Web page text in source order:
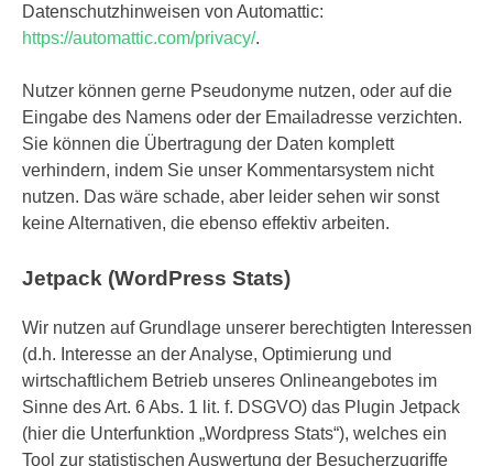
Datenschutzhinweisen von Automattic:
https://automattic.com/privacy/.
Nutzer können gerne Pseudonyme nutzen, oder auf die
Eingabe des Namens oder der Emailadresse verzichten.
Sie können die Übertragung der Daten komplett
verhindern, indem Sie unser Kommentarsystem nicht
nutzen. Das wäre schade, aber leider sehen wir sonst
keine Alternativen, die ebenso effektiv arbeiten.
Jetpack (WordPress Stats)
Wir nutzen auf Grundlage unserer berechtigten Interessen
(d.h. Interesse an der Analyse, Optimierung und
wirtschaftlichem Betrieb unseres Onlineangebotes im
Sinne des Art. 6 Abs. 1 lit. f. DSGVO) das Plugin Jetpack
(hier die Unterfunktion „Wordpress Stats“), welches ein
Tool zur statistischen Auswertung der Besucherzugriffe